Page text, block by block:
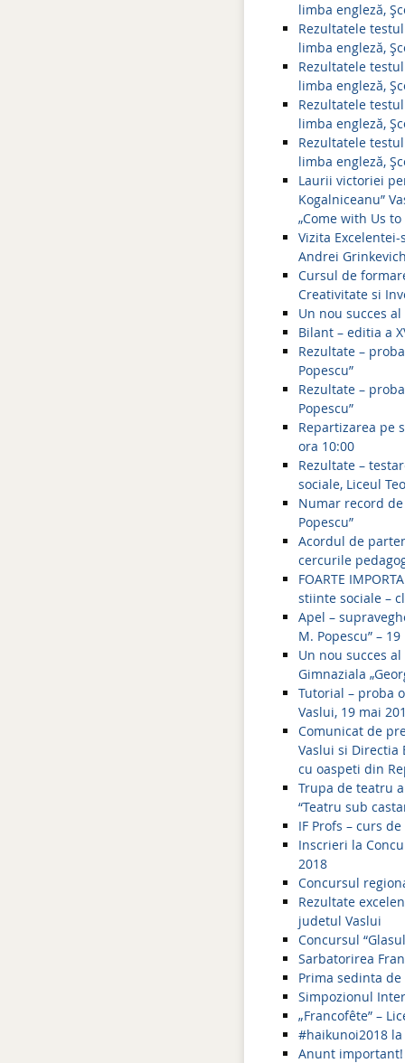
limba engleză,
Rezultatele
limba engleză,
Rezultatele
limba engleză,
Rezultatele
limba engleză,
Rezultatele
limba engleză,
Laurii victoriei
Kogalniceanu”
„Come with Us
Vizita
Andrei
Cursul de
Creativitate si
Un nou succes
Bilant – editia a
Rezultate –
Popescu”
Rezultate –
Popescu”
Repartizarea pe
ora 10:00
Rezultate –
sociale, Liceul
Numar record
Popescu”
Acordul de
cercurile
FOARTE
stiinte sociale –
Apel –
M. Popescu” –
Un nou succes
Gimnaziala
Tutorial – proba
Vaslui, 19 mai
Comunicat de
Vaslui si Directia
cu oaspeti din
Trupa de teatru
“Teatru sub
IF Profs – curs
Inscrieri la
2018
Concursul
Rezultate
judetul Vaslui
Concursul
Sarbatorirea
Prima sedinta
Simpozionul
„Francofête” –
#haikunoi2018 la
Anunt important!